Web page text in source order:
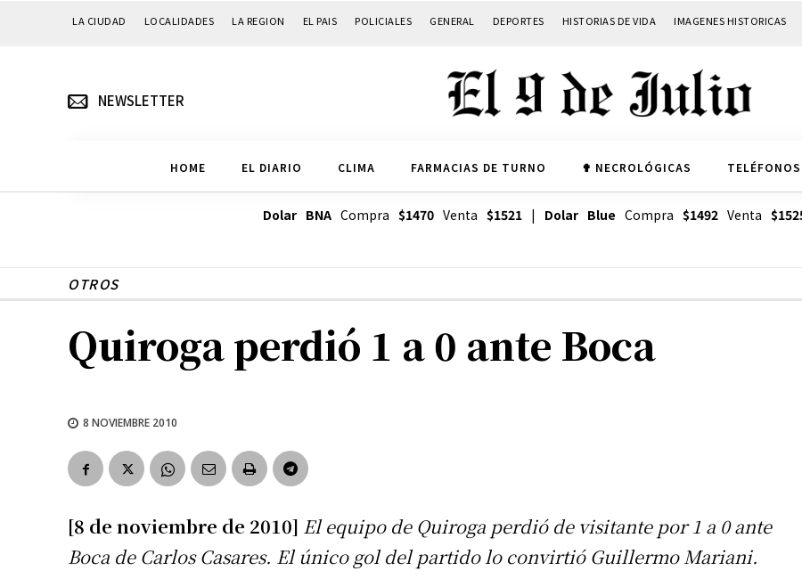
LA CIUDAD LOCALIDADES LA REGION EL PAIS POLICIALES GENERAL DEPORTES HISTORIAS DE VIDA IMAGENES HISTORICAS
NEWSLETTER
HOME EL DIARIO CLIMA FARMACIAS DE TURNO ✟ NECROLÓGICAS
Dolar BNACompra $1470Venta $1521| Dolar Blue Compra $1492Venta
OTROS
Quiroga perdió 1 a 0 ante Boca
8 NOVIEMBRE 2010
[8 de noviembre de 2010] El equipo de Quiroga perdió de visitante por 1 a 0 ante
Boca de Carlos Casares. El único gol del partido lo convirtió Guillermo Mariani.